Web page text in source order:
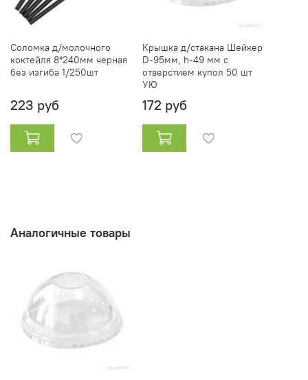
Соломка д/молочного
коктейля 8*240мм черная
без изгиба 1/250шт
223 руб
Крышка д/стакана Шейкер
D-95мм, h-49 мм с
отверстием купол 50 шт
УЮ
172 руб
Аналогичные товары